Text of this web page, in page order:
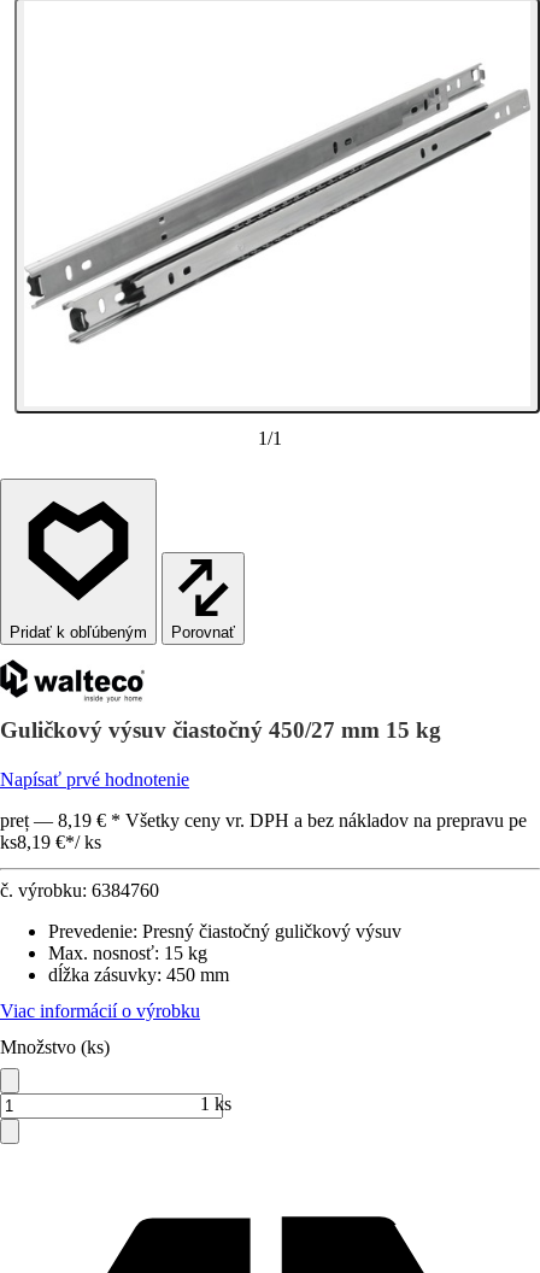
1/1
Porovnať
Guličkový výsuv čiastočný 450/27 mm 15 kg
Napísať prvé hodnotenie
preț — 8,19 € * Všetky ceny vr. DPH a bez nákladov na prepravu pe
ks8,19 €*/ ks
č. výrobku: 6384760
Prevedenie: Presný čiastočný guličkový výsuv
Max. nosnosť: 15 kg
dĺžka zásuvky: 450 mm
Viac informácií o výrobku
Množstvo (ks)
1 ks